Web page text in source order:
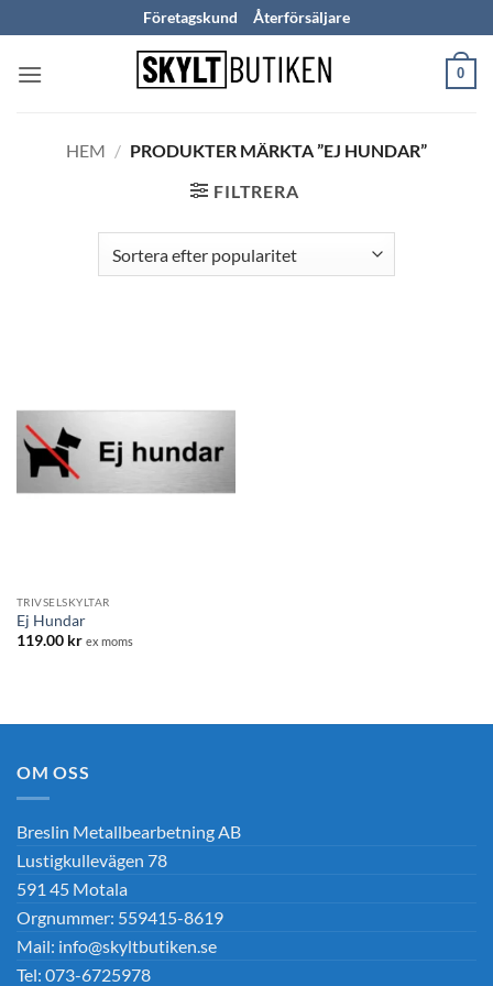
to
content
Företagskund Återförsäljare
0
HEM / PRODUKTER MÄRKTA ”EJ HUNDAR”
FILTRERA
TRIVSELSKYLTAR
Ej Hundar
119.00 kr ex moms
OM OSS
Breslin Metallbearbetning AB
Lustigkullevägen 78
591 45 Motala
Orgnummer: 559415-8619
Mail: info@skyltbutiken.se
Tel: 073-6725978